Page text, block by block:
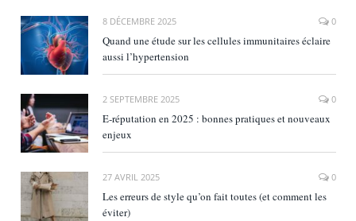
8 DÉCEMBRE 2025 0
Quand une étude sur les cellules immunitaires éclaire
aussi l’hypertension
2 SEPTEMBRE 2025 0
E‑réputation en 2025 : bonnes pratiques et nouveaux
enjeux
27 AVRIL 2025 0
Les erreurs de style qu’on fait toutes (et comment les
éviter)